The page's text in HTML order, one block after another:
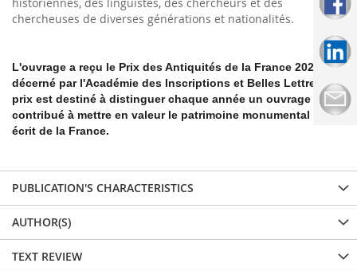
chercheuses de diverses générations et nationalités.
L'ouvrage a reçu le Prix des Antiquités de la France 2024,
décerné par l'Académie des Inscriptions et Belles Lettres. Ce
prix est destiné à distinguer chaque année un ouvrage ayant
contribué à mettre en valeur le patrimoine monumental ou
écrit de la France.
PUBLICATION'S CHARACTERISTICS
AUTHOR(S)
TEXT REVIEW